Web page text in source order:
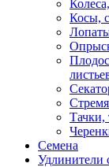
Косы,
Тачки,
Семена
Удлинители